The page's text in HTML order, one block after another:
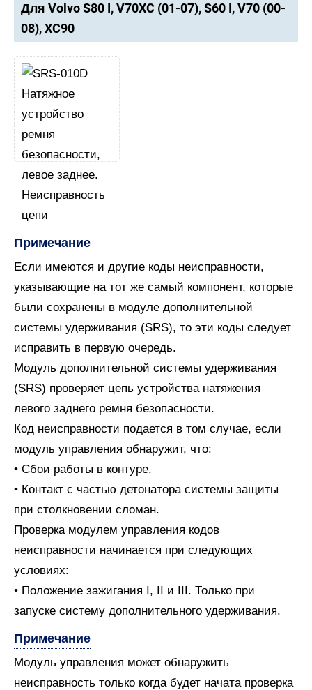
Для Volvo S80 I, V70XC (01-07), S60 I, V70 (00-
08), XC90
Примечание
Если имеются и другие коды неисправности,
указывающие на тот же самый компонент, которые
были сохранены в модуле дополнительной
системы удерживания (SRS), то эти коды следует
исправить в первую очередь.
Модуль дополнительной системы удерживания
(SRS) проверяет цепь устройства натяжения
левого заднего ремня безопасности.
Код неисправности подается в том случае, если
модуль управления обнаружит, что:
• Сбои работы в контуре.
• Контакт с частью детонатора системы защиты
при столкновении сломан.
Проверка модулем управления кодов
неисправности начинается при следующих
условиях:
• Положение зажигания I, II и III. Только при
запуске систему дополнительного удерживания.
Примечание
Модуль управления может обнаружить
неисправность только когда будет начата проверка